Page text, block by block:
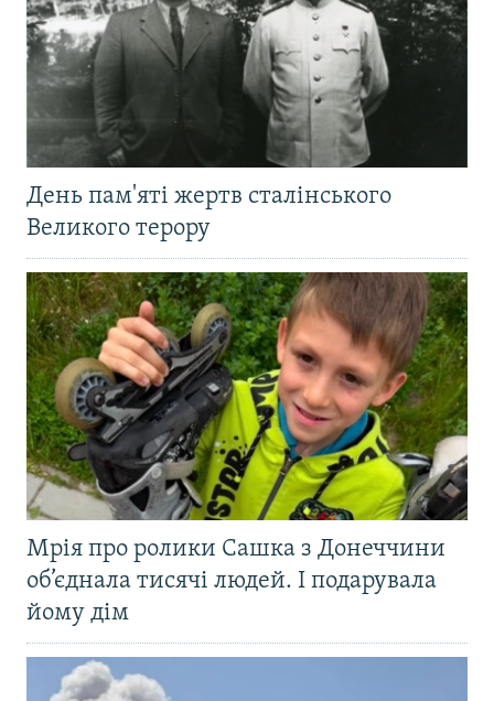
День пам'яті жертв сталінського
Великого терору
Мрія про ролики Сашка з Донеччини
об’єднала тисячі людей. І подарувала
йому дім